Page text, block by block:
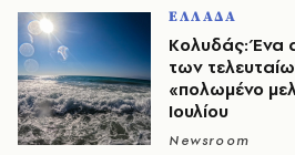
ΕΛΛΑΔΑ
Κολυδάς: Ένα
των
«πολωμένο
Ιουλίου
Newsroom